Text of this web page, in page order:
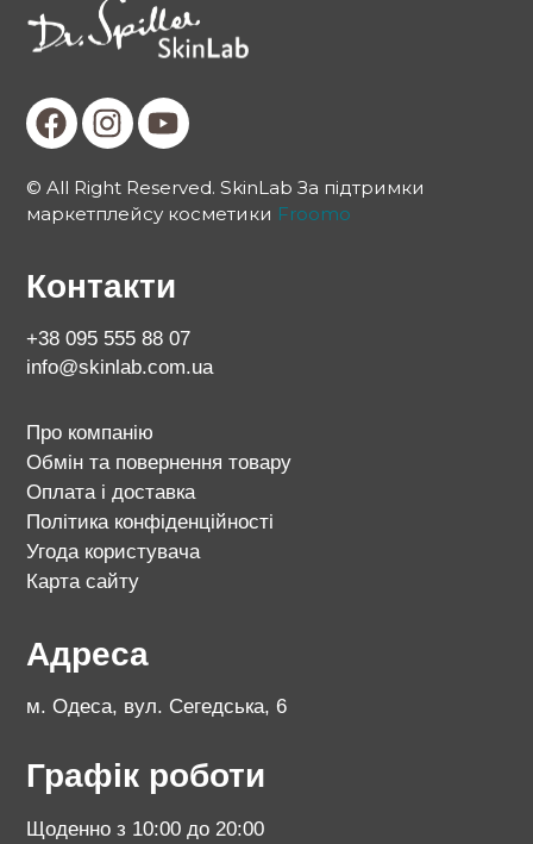
© All Right Reserved. SkinLab За підтримки
маркетплейсу косметики Froomo
Контакти
+38 095 555 88 07
info@skinlab.com.ua
Про компанію
Обмін та повернення товару
Оплата і доставка
Політика конфіденційності
Угода користувача
Карта сайту
Адреса
м. Одеса, вул. Сегедська, 6
Графік роботи
Щоденно з 10:00 до 20:00